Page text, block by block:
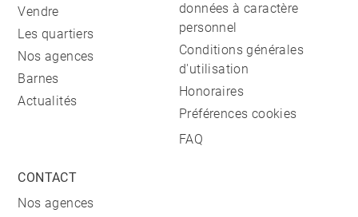
Vendre
Les quartiers
Nos agences
Barnes
Actualités
données à caractère
personnel
Conditions générales
d'utilisation
Honoraires
Préférences cookies
FAQ
CONTACT
Nos agences